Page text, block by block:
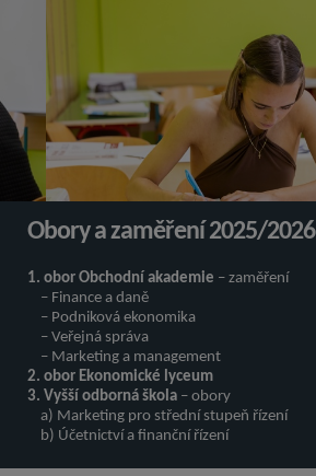
Obory a zaměření 2025/2026
1. obor Obchodní akademie – zaměření
– Finance a daně
– Podniková ekonomika
– Veřejná správa
– Marketing a management
2. obor Ekonomické lyceum
3. Vyšší odborná škola – obory
a) Marketing pro střední stupeň řízení
b) Účetnictví a finanční řízení